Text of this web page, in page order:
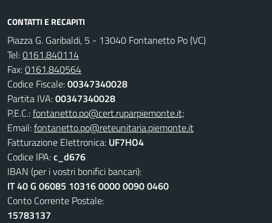
CONTATTI E RECAPITI
Piazza G. Garibaldi, 5 - 13040 Fontanetto Po (VC)
Tel:0161.840114
Fax:0161.840564
Codice Fiscale:00347340028
Partita IVA:00347340028
P.E.C.:fontanetto.po@cert.ruparpiemonte.it;
Email:fontanetto.po@reteunitaria.piemonte.it
Fatturazione Elettronica: UF7HO4
Codice IPA:c_d676
IBAN (per i vostri bonifici bancari):
IT 40 G 06085 10316 0000 0090 0460
Conto Corrente Postale:
15783137